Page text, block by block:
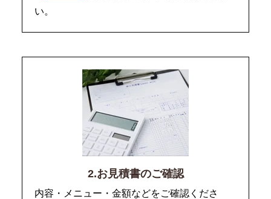
い。
2.お見積書のご確認
内容・メニュー・金額などをご確認くださ